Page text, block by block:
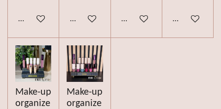
Bekijk details Bekijk details Bekijk details Bekijk details
Make-up
organize
Make-up
organize